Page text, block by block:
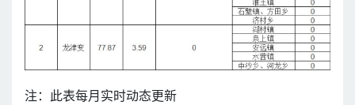
注：此表每月实时动态更新